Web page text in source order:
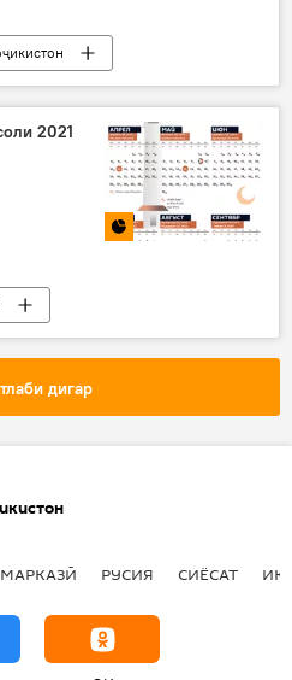
2021
дигар
РУСИЯ СИЁСАТ